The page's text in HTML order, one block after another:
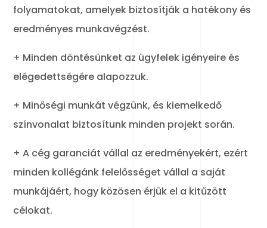
folyamatokat, amelyek biztosítják a hatékony és
eredményes munkavégzést.
+ Minden döntésünket az ügyfelek igényeire és
elégedettségére alapozzuk.
+ Minőségi munkát végzünk, és kiemelkedő
színvonalat biztosítunk minden projekt során.
+ A cég garanciát vállal az eredményekért, ezért
minden kollégánk felelősséget vállal a saját
munkájáért, hogy közösen érjük el a kitűzött
célokat.